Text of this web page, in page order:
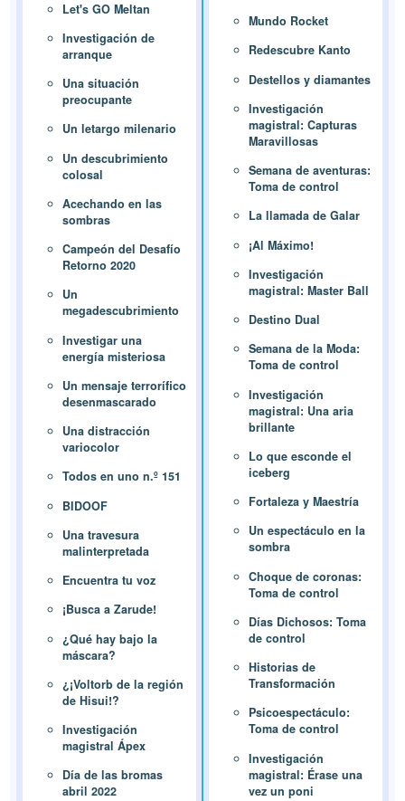
Let's GO Meltan
Investigación de
arranque
Una situación
preocupante
Un letargo milenario
Un descubrimiento
colosal
Acechando en las
sombras
Campeón del Desafío
Retorno 2020
Un
megadescubrimiento
Investigar una
energía misteriosa
Un mensaje terrorífico
desenmascarado
Una distracción
variocolor
Todos en uno n.º 151
BIDOOF
Una travesura
malinterpretada
Encuentra tu voz
¡Busca a Zarude!
¿Qué hay bajo la
máscara?
¿¡Voltorb de la región
de Hisui!?
Investigación
magistral Ápex
Día de las bromas
abril 2022
Mundo Rocket
Redescubre Kanto
Destellos y diamantes
Investigación
magistral: Capturas
Maravillosas
Semana de aventuras:
Toma de control
La llamada de Galar
¡Al Máximo!
Investigación
magistral: Master Ball
Destino Dual
Semana de la Moda:
Toma de control
Investigación
magistral: Una aria
brillante
Lo que esconde el
iceberg
Fortaleza y Maestría
Un espectáculo en la
sombra
Choque de coronas:
Toma de control
Días Dichosos: Toma
de control
Historias de
Transformación
Psicoespectáculo:
Toma de control
Investigación
magistral: Érase una
vez un poni